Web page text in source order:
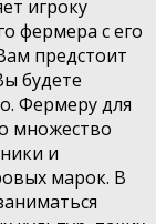
игроку
фермера с его
предстоит
будете
Фермеру для
множество
и
марок. В